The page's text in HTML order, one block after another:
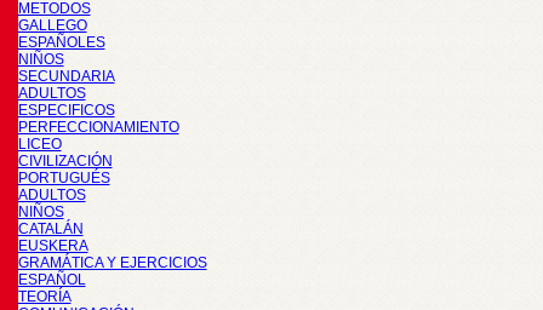
METODOS
GALLEGO
ESPAÑOLES
NIÑOS
SECUNDARIA
ADULTOS
ESPECIFICOS
PERFECCIONAMIENTO
LICEO
CIVILIZACIÓN
PORTUGUÉS
ADULTOS
NIÑOS
CATALÁN
EUSKERA
GRAMÁTICA Y EJERCICIOS
ESPAÑOL
TEORÍA